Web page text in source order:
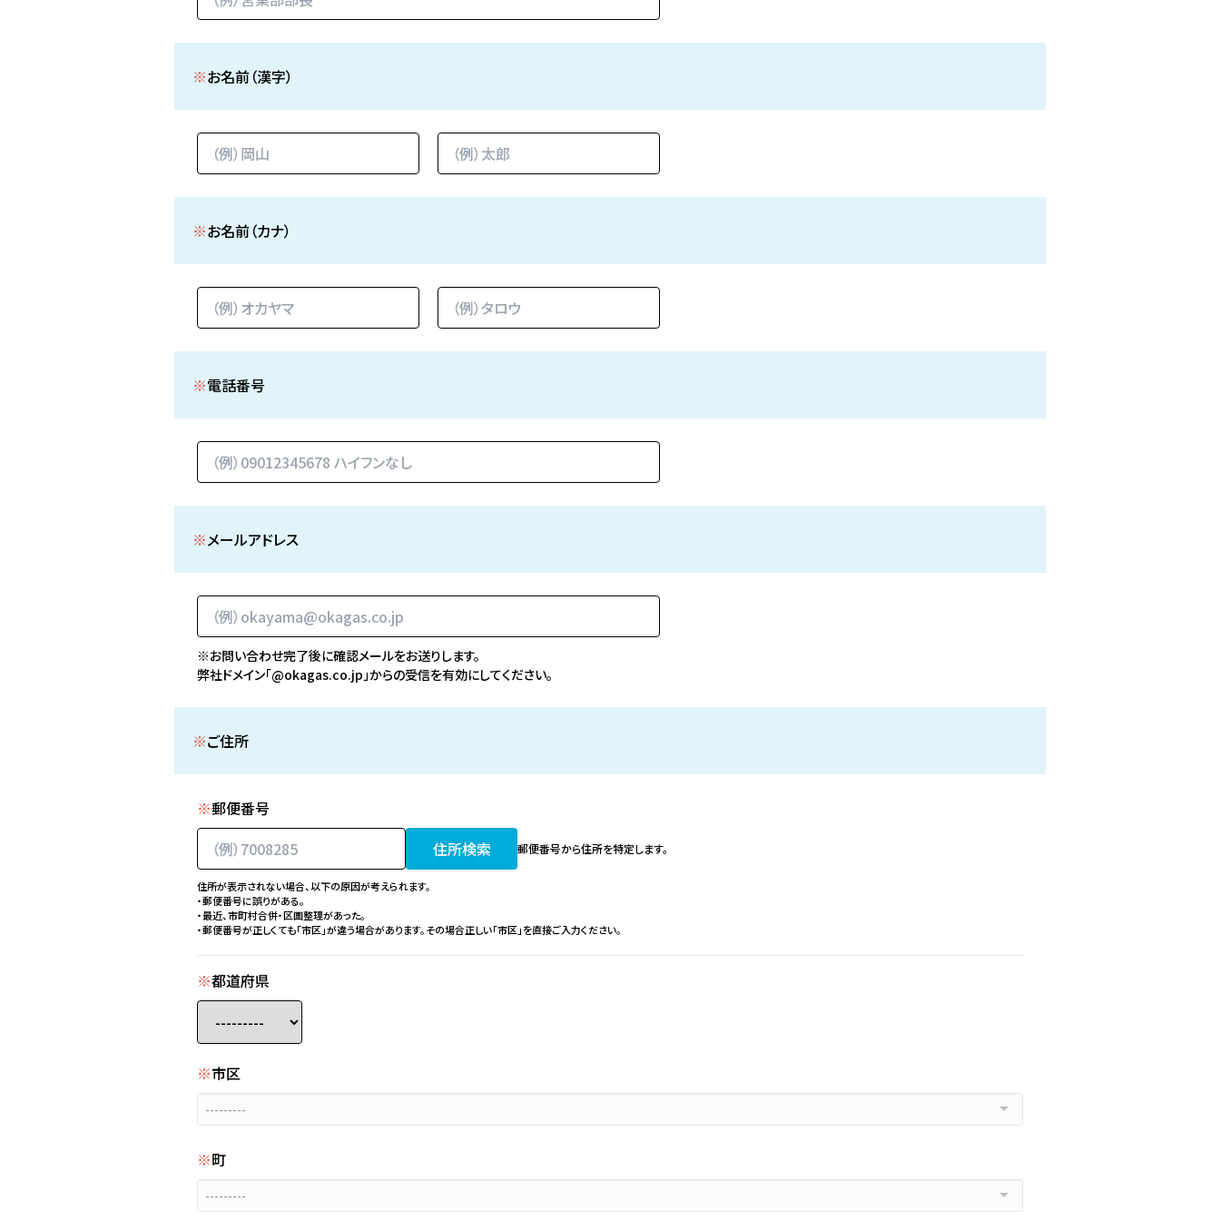
※お名前（漢字）
※お名前（カナ）
※電話番号
※メールアドレス
※お問い合わせ完了後に確認メールをお送りします。
弊社ドメイン「@okagas.co.jp」からの受信を有効にしてください。
※ご住所
※郵便番号
住所検索
郵便番号から住所を特定します。
住所が表示されない場合、以下の原因が考えられます。
・郵便番号に誤りがある。
・最近、市町村合併・区画整理があった。
・郵便番号が正しくても「市区」が違う場合があります。その場合正しい「市区」を直接ご入力ください。
※都道府県
※市区
---------
※町
---------